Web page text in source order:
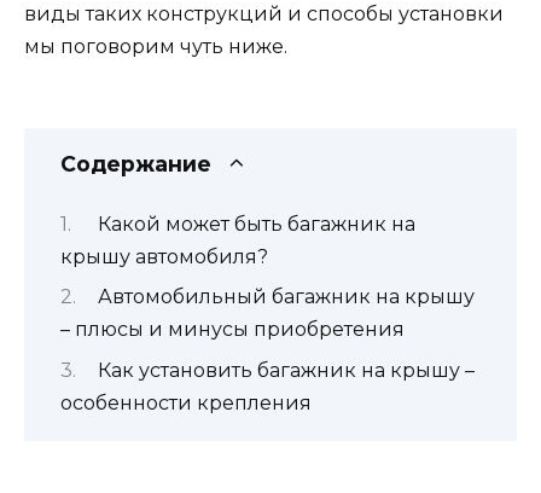
виды таких конструкций и способы установки
мы поговорим чуть ниже.
Содержание
Какой может быть багажник на
крышу автомобиля?
Автомобильный багажник на крышу
– плюсы и минусы приобретения
Как установить багажник на крышу –
особенности крепления